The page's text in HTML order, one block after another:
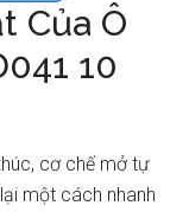
Của Ô
10
cơ chế mở tự
một cách nhanh